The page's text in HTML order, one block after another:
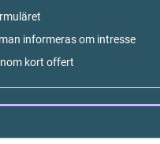
informeras om intresse
kort offert